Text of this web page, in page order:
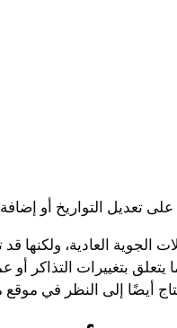
تعديل التواريخ أو
الجوية العادية،
يتعلق بتغييرات
تحتاج أيضًا إلى النظر